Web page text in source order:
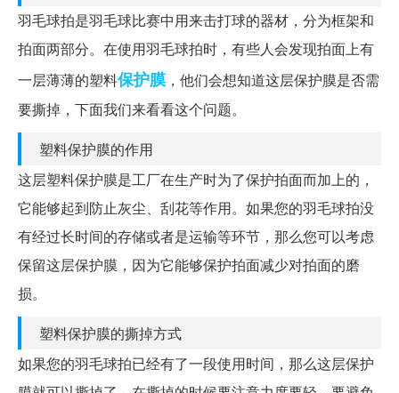
羽毛球拍是羽毛球比赛中用来击打球的器材，分为框架和
拍面两部分。在使用羽毛球拍时，有些人会发现拍面上有
一层薄薄的塑料保护膜，他们会想知道这层保护膜是否需
要撕掉，下面我们来看看这个问题。
塑料保护膜的作用
这层塑料保护膜是工厂在生产时为了保护拍面而加上的，
它能够起到防止灰尘、刮花等作用。如果您的羽毛球拍没
有经过长时间的存储或者是运输等环节，那么您可以考虑
保留这层保护膜，因为它能够保护拍面减少对拍面的磨
损。
塑料保护膜的撕掉方式
如果您的羽毛球拍已经有了一段使用时间，那么这层保护